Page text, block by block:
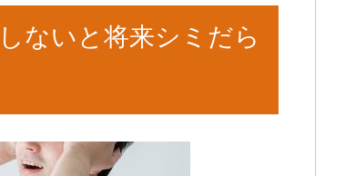
ないと将来シミだら